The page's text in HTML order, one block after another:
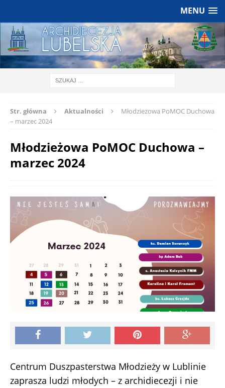
MENU
Str. główna Aktualności
Młodzieżowa PoMOC Duchowa
– marzec 2024
Młodzieżowa PoMOC Duchowa –
marzec 2024
Centrum Duszpasterstwa Młodzieży w Lublinie
zaprasza ludzi młodych – z archidiecezji i nie